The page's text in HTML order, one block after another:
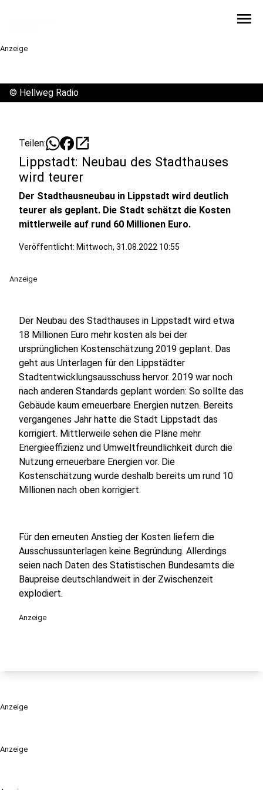
menu
Anzeige
Anzeige
© Hellweg Radio
Teilen: open_in_new
Lippstadt: Neubau des Stadthauses
wird teurer
Der Stadthausneubau in Lippstadt wird deutlich
teurer als geplant. Die Stadt schätzt die Kosten
mittlerweile auf rund 60 Millionen Euro.
Veröffentlicht: Mittwoch, 31.08.2022 10:55
Anzeige
Der Neubau des Stadthauses in Lippstadt wird etwa
18 Millionen Euro mehr kosten als bei der
ursprünglichen Kostenschätzung 2019 geplant. Das
geht aus Unterlagen für den Lippstädter
Stadtentwicklungsausschuss hervor. 2019 war noch
nach anderen Standards geplant worden: So sollte das
Gebäude kaum erneuerbare Energien nutzen. Bereits
vergangenes Jahr hatte die Stadt Lippstadt das
korrigiert. Mittlerweile sehen die Pläne mehr
Energieeffizienz und Umweltfreundlichkeit durch die
Nutzung erneuerbare Energien vor. Die
Kostenschätzung wurde deshalb bereits um rund 10
Millionen nach oben korrigiert.
Für den erneuten Anstieg der Kosten liefern die
Ausschussunterlagen keine Begründung. Allerdings
seien nach Daten des Statistischen Bundesamts die
Baupreise deutschlandweit in der Zwischenzeit
explodiert.
Anzeige
Anzeige